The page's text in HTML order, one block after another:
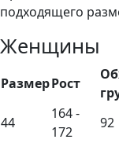
подходящего
Женщины
РазмерРост
44
164 -
172
92